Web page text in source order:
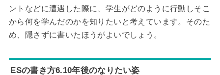
ントなどに遭遇した際に、学生がどのように行動しそこ
から何を学んだのかを知りたいと考えています。そのた
め、隠さずに書いたほうがよいでしょう。
ESの書き方6.10年後のなりたい姿